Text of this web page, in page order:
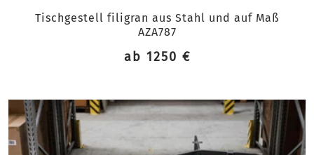
Tischgestell filigran aus Stahl und auf Maß
AZA787
ab 1250 €